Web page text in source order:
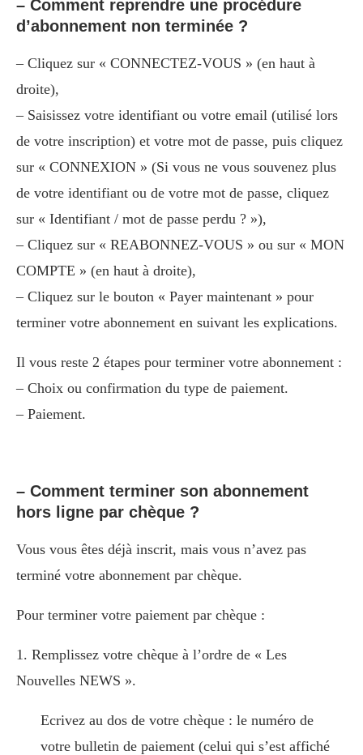
– Comment reprendre une procédure
d’abonnement non terminée ?
– Cliquez sur « CONNECTEZ-VOUS » (en haut à
droite),
– Saisissez votre identifiant ou votre email (utilisé lors
de votre inscription) et votre mot de passe, puis cliquez
sur « CONNEXION » (Si vous ne vous souvenez plus
de votre identifiant ou de votre mot de passe, cliquez
sur « Identifiant / mot de passe perdu ? »),
– Cliquez sur « REABONNEZ-VOUS » ou sur « MON
COMPTE » (en haut à droite),
– Cliquez sur le bouton « Payer maintenant » pour
terminer votre abonnement en suivant les explications.
Il vous reste 2 étapes pour terminer votre abonnement :
– Choix ou confirmation du type de paiement.
– Paiement.
– Comment terminer son abonnement
hors ligne par chèque ?
Vous vous êtes déjà inscrit, mais vous n’avez pas
terminé votre abonnement par chèque.
Pour terminer votre paiement par chèque :
1. Remplissez votre chèque à l’ordre de « Les
Nouvelles NEWS ».
Ecrivez au dos de votre chèque : le numéro de
votre bulletin de paiement (celui qui s’est affiché